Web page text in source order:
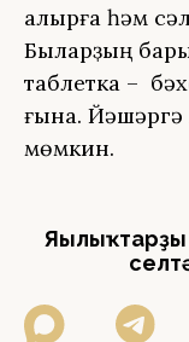
алырға һәм
Быларҙың
таблетка –
ғына.
мөмкин.